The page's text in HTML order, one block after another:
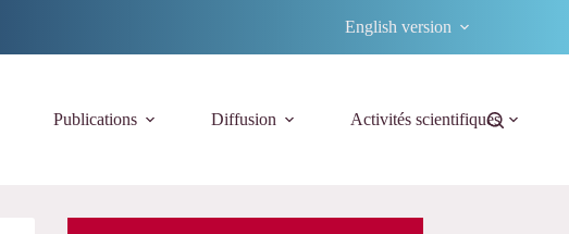
English version
Publications Diffusion Activités scientifiques